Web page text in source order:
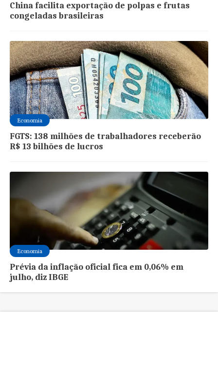
China facilita exportação de polpas e frutas
congeladas brasileiras
Economia
FGTS: 138 milhões de trabalhadores receberão
R$ 13 bilhões de lucros
Economia
Prévia da inflação oficial fica em 0,06% em
julho, diz IBGE